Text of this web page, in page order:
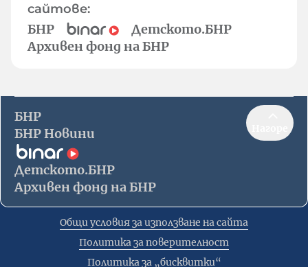
сайтове:
БНР
Детското.БНР
Архивен фонд на БНР
БНР
БНР Новини
Детското.БНР
Архивен фонд на БНР
Общи условия за използване на сайта
Политика за поверителност
Политика за „бисквитки“